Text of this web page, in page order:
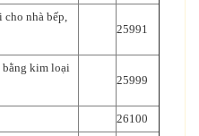
nhà bếp,
25991
bằng kim loại
25999
26100